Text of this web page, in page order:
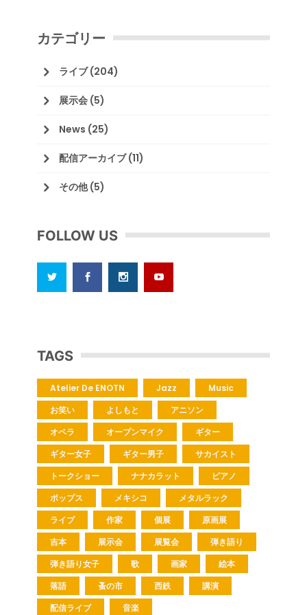
カテゴリー
ライブ(204)
展示会 (5)
News (25)
配信アーカイブ(11)
その他(5)
FOLLOW US
TAGS
Atelier De ENOTN Jazz
Music
お笑い
よしもと
アニソン
オペラ
オープンマイク
ギター
ギター女子
ギター男子
サカイスト
トークショー
ナナカラット
ピアノ
ポップス
メキシコ
メタルラック
ライブ
作家 個展
原画展
吉本
展示会 展覧会
弾き語り
弾き語り女子
歌 画家
絵本
落語
蚤の市 西鉄
講演
配信ライブ
音楽